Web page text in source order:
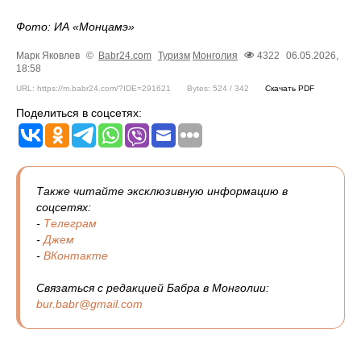
Фото: ИА «Монцамэ»
Марк Яковлев © Babr24.com Туризм Монголия 4322
06.05.2026,
18:58
URL: https://m.babr24.com/?IDE=291621 Bytes: 524 / 342 Скачать PDF
Поделиться в соцсетях:
Также читайте эксклюзивную информацию в
соцсетях:
- Телеграм
- Джем
- ВКонтакте
Связаться с редакцией Бабра в Монголии:
bur.babr@gmail.com